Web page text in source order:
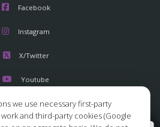
Facebook
Instagram
X/Twitter
Youtube
we use necessary first-party
and third-party cookies (Google